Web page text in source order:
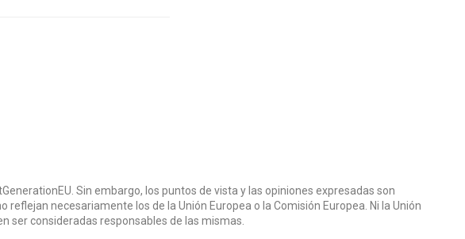
Sin embargo, los puntos de vista y las opiniones expresadas son
reflejan necesariamente los de la Unión Europea o la Comisión Europea. Ni la Unión
ser consideradas responsables de las mismas.